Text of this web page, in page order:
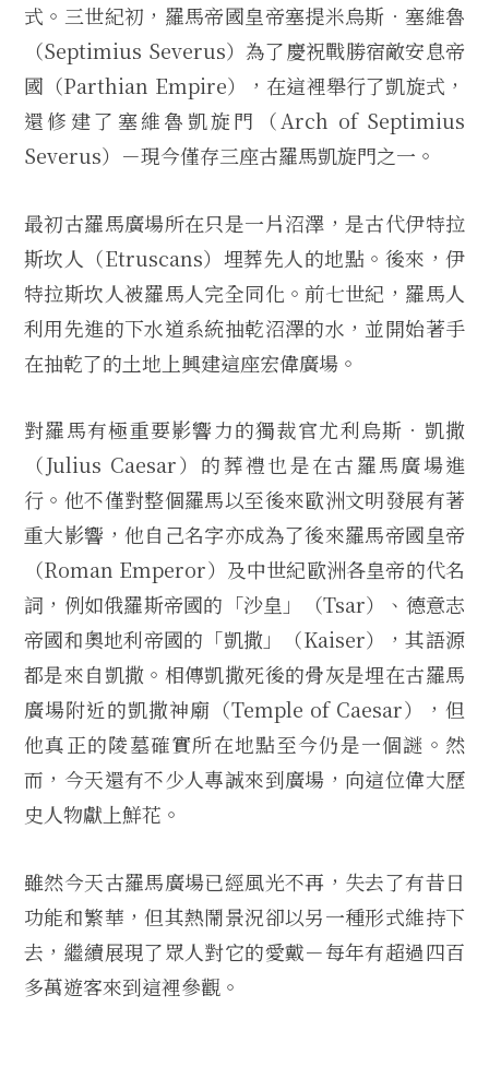
式。三世紀初，羅馬帝國皇帝塞提米烏斯．塞維魯
（Septimius Severus）為了慶祝戰勝宿敵安息帝
國（Parthian Empire），在這裡舉行了凱旋式，
還修建了塞維魯凱旋門（Arch of Septimius
Severus）－現今僅存三座古羅馬凱旋門之一。
最初古羅馬廣場所在只是一片沼澤，是古代伊特拉
斯坎人（Etruscans）埋葬先人的地點。後來，伊
特拉斯坎人被羅馬人完全同化。前七世紀，羅馬人
利用先進的下水道系統抽乾沼澤的水，並開始著手
在抽乾了的土地上興建這座宏偉廣場。
對羅馬有極重要影響力的獨裁官尤利烏斯．凱撒
（Julius Caesar）的葬禮也是在古羅馬廣場進
行。他不僅對整個羅馬以至後來歐洲文明發展有著
重大影響，他自己名字亦成為了後來羅馬帝國皇帝
（Roman Emperor）及中世紀歐洲各皇帝的代名
詞，例如俄羅斯帝國的「沙皇」（Tsar）、德意志
帝國和奧地利帝國的「凱撒」（Kaiser），其語源
都是來自凱撒。相傳凱撒死後的骨灰是埋在古羅馬
廣場附近的凱撒神廟（Temple of Caesar），但
他真正的陵墓確實所在地點至今仍是一個謎。然
而，今天還有不少人專誠來到廣場，向這位偉大歷
史人物獻上鮮花。
雖然今天古羅馬廣場已經風光不再，失去了有昔日
功能和繁華，但其熱鬧景況卻以另一種形式維持下
去，繼續展現了眾人對它的愛戴－每年有超過四百
多萬遊客來到這裡參觀。